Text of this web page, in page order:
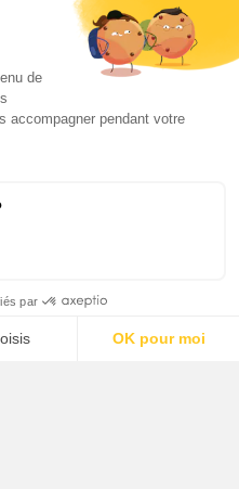
professionnelle
données
de
accompagner pendant votre
par
OK pour moi